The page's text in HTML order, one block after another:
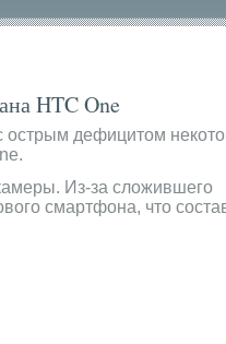
HTC One
острым дефицитом
Из-за сложившего
смартфона, что